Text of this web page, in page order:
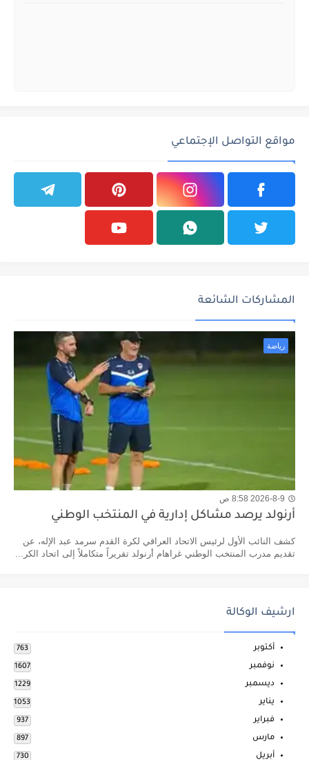
مواقع التواصل الإجتماعي
المشاركات الشائعة
رياضة
2026-8-9 8:58 ص
أرنولد يرصد مشاكل إدارية في المنتخب الوطني
كشف النائب الأول لرئيس الاتحاد العراقي لكرة القدم سرمد عبد الإله، عن
تقديم مدرب المنتخب الوطني غراهام أرنولد تقريراً متكاملاً إلى اتحاد الكر...
ارشيف الوكالة
أكتوبر 763
نوفمبر 1607
ديسمبر 1229
يناير 1053
فبراير 937
مارس 897
أبريل 730